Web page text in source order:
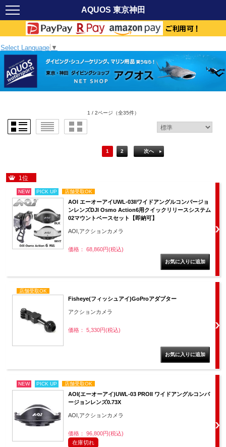
AQUOS 東京神田
Select Language ▼
1 / 2ページ （全35件）
1 2 次へ
1位
NEW PICK UP 店舗受取OK
AOI エーオーアイUWL-03IIワイドアングルコンバージョ
ンレンズDJI Osmo Action6用クイックリリースシステム
02マウントベースセット【即納可】
AOI,アクションカメラ
価格： 68,860円(税込)
店舗受取OK
Fisheye(フィッシュアイ)GoProアダプター
アクションカメラ
価格： 5,330円(税込)
NEW PICK UP 店舗受取OK
AOI(エーオーアイ)UWL-03 PROII ワイドアングルコンバ
ージョンレンズ0.73X
AOI,アクションカメラ
価格： 96,800円(税込)
在庫切れ